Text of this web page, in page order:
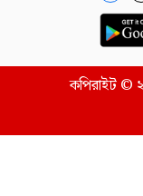
কপিরাইট ©